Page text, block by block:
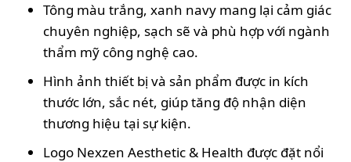
Tông màu trắng, xanh navy mang lại cảm giác
chuyên nghiệp, sạch sẽ và phù hợp với ngành
thẩm mỹ công nghệ cao.
Hình ảnh thiết bị và sản phẩm được in kích
thước lớn, sắc nét, giúp tăng độ nhận diện
thương hiệu tại sự kiện.
Logo Nexzen Aesthetic & Health được đặt nổi